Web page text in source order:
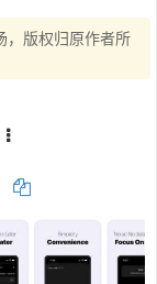
，版权归原作者所